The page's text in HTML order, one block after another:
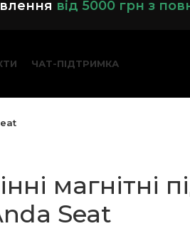
я від 5000 грн з
ЧАТ-ПІДТРИМКА
магнітні
Seat